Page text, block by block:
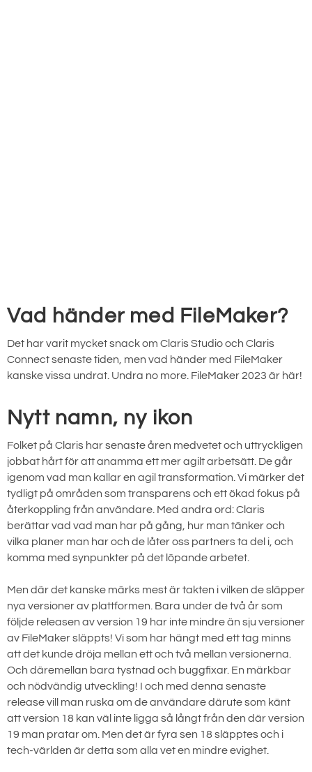
Vad händer med FileMaker?
Det har varit mycket snack om Claris Studio och Claris
Connect senaste tiden, men vad händer med FileMaker
kanske vissa undrat. Undra no more. FileMaker 2023 är här!
Nytt namn, ny ikon
Folket på Claris har senaste åren medvetet och uttryckligen
jobbat hårt för att anamma ett mer agilt arbetsätt. De går
igenom vad man kallar en agil transformation. Vi märker det
tydligt på områden som transparens och ett ökad fokus på
återkoppling från användare. Med andra ord: Claris
berättar vad vad man har på gång, hur man tänker och
vilka planer man har och de låter oss partners ta del i, och
komma med synpunkter på det löpande arbetet.
Men där det kanske märks mest är takten i vilken de släpper
nya versioner av plattformen. Bara under de två år som
följde releasen av version 19 har inte mindre än sju versioner
av FileMaker släppts! Vi som har hängt med ett tag minns
att det kunde dröja mellan ett och två mellan versionerna.
Och däremellan bara tystnad och buggfixar. En märkbar
och nödvändig utveckling! I och med denna senaste
release vill man ruska om de användare därute som känt
att version 18 kan väl inte ligga så långt från den där version
19 man pratar om. Men det är fyra sen 18 släpptes och i
tech-världen är detta som alla vet en mindre evighet.